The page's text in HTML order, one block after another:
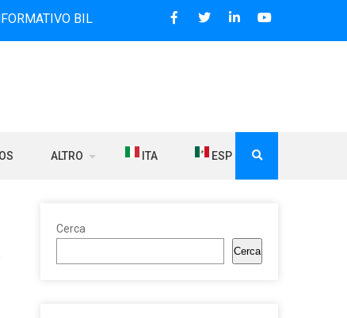
BILINGUE CHE DAL 2006 DIFFONDE NOTIZIE SUI
ALTRO ITA ESP
Cerca
Cerca